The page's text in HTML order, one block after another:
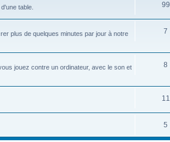
table.
99
plus de quelques minutes par jour à notre
7
jouez contre un ordinateur, avec le son et
8
11
5